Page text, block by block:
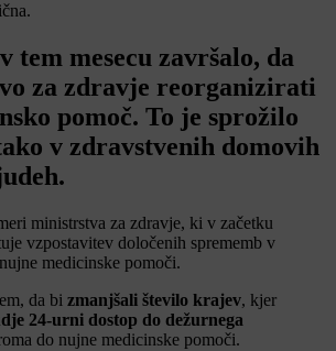
tem mesecu završalo, da
za zdravje reorganizirati
pomoč. To je sprožilo
v zdravstvenih domovih
ministrstva za zdravje, ki v začetku
vzpostavitev določenih sprememb v
medicinske pomoči.
da bi zmanjšali število krajev, kjer
24-urni dostop do dežurnega
do nujne medicinske pomoči.